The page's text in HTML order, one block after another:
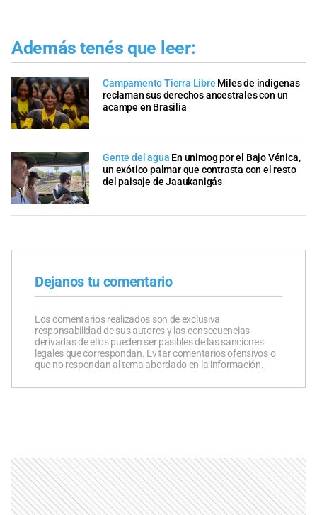
Además tenés que leer:
Campamento Tierra Libre Miles de indígenas
reclaman sus derechos ancestrales con un
acampe en Brasilia
Gente del agua En unimog por el Bajo Vénica,
un exótico palmar que contrasta con el resto
del paisaje de Jaaukanigás
Dejanos tu comentario
Los comentarios realizados son de exclusiva
responsabilidad de sus autores y las consecuencias
derivadas de ellos pueden ser pasibles de las sanciones
legales que correspondan. Evitar comentarios ofensivos o
que no respondan al tema abordado en la información.